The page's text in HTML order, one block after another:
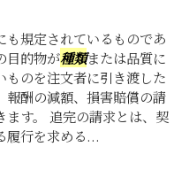
も規定されているものであ
目的物が種類または品質に
ものを注文者に引き渡した
報酬の減額、損害賠償の請
す。 追完の請求とは、契
履行を求める...